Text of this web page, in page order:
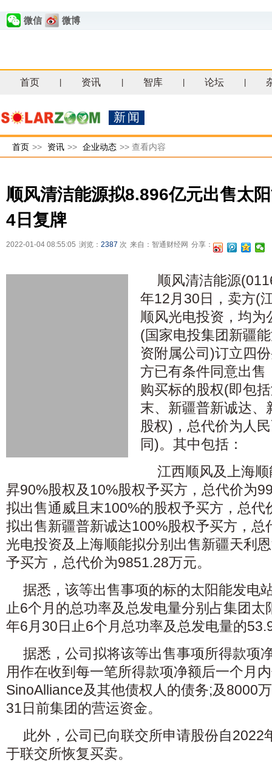
微信 微博
首页 资讯 智库 论坛
新闻
首页 >> 资讯 >> 企业动态 >> 查看内容
顺风清洁能源拟8.896亿元出售太
4日复牌
2022-01-04 08:55:05 浏览： 2387 次 来自：智通财经网 分享：
顺风清洁能源
年12月30日，卖方(
顺风光电投资，均
(国家电投集团新疆
资附属公司)订立四
方已有条件同意出售
购买标的股权(即包
末、新疆普新诚达、
股权)，总代价为人
同)。其中包括：
江西顺风及上海
昇90%股权及10%股权予买方，总代价为
拟出售通威且末100%的股权予买方，总代
拟出售新疆普新诚达100%股权予买方，总
光电投资及上海顺能拟分别出售新疆天利
予买方，总代价为9851.28万元。
据悉，该等出售事项的标的太阳能发电
止6个月的总功率及总发电量分别占集团
年6月30日止6个月总功率及总发电量的
据悉，公司拟将该等出售事项所得款项
用作在收到每一笔所得款项净额后一个月
SinoAlliance及其他债权人的债务;及8000
31日前集团的营运资金。
此外，公司已向联交所申请股份自2022
于联交所恢复买卖。